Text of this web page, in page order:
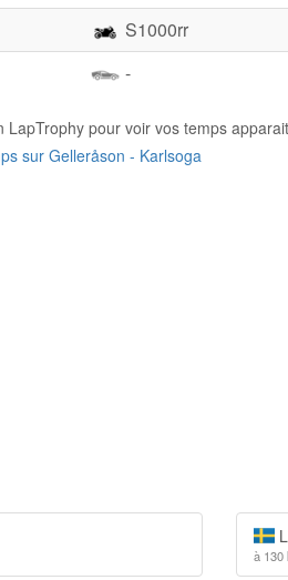
S1000rr
-
pour voir vos temps
sur Gelleråson - Karlsoga
à 130